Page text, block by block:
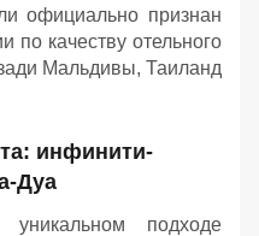
официально признан
по качеству отельного
Мальдивы, Таиланд
инфинити-
Дуа
подходе